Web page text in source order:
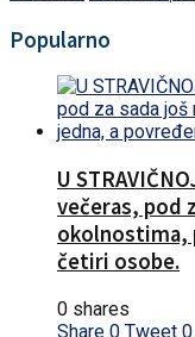
Popularno
U
večeras, pod
okolnostima,
četiri osobe.
0 shares
Share 0 Tweet 0